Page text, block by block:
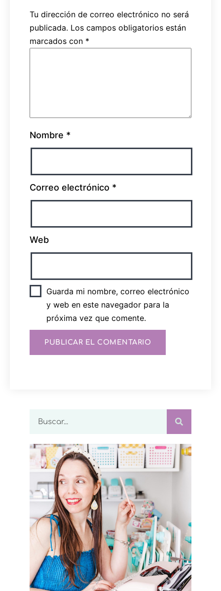
Tu dirección de correo electrónico no será
publicada. Los campos obligatorios están
marcados con *
Nombre *
Correo electrónico *
Web
Guarda mi nombre, correo electrónico
y web en este navegador para la
próxima vez que comente.